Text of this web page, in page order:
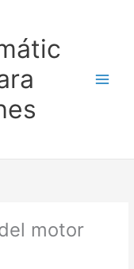
motor